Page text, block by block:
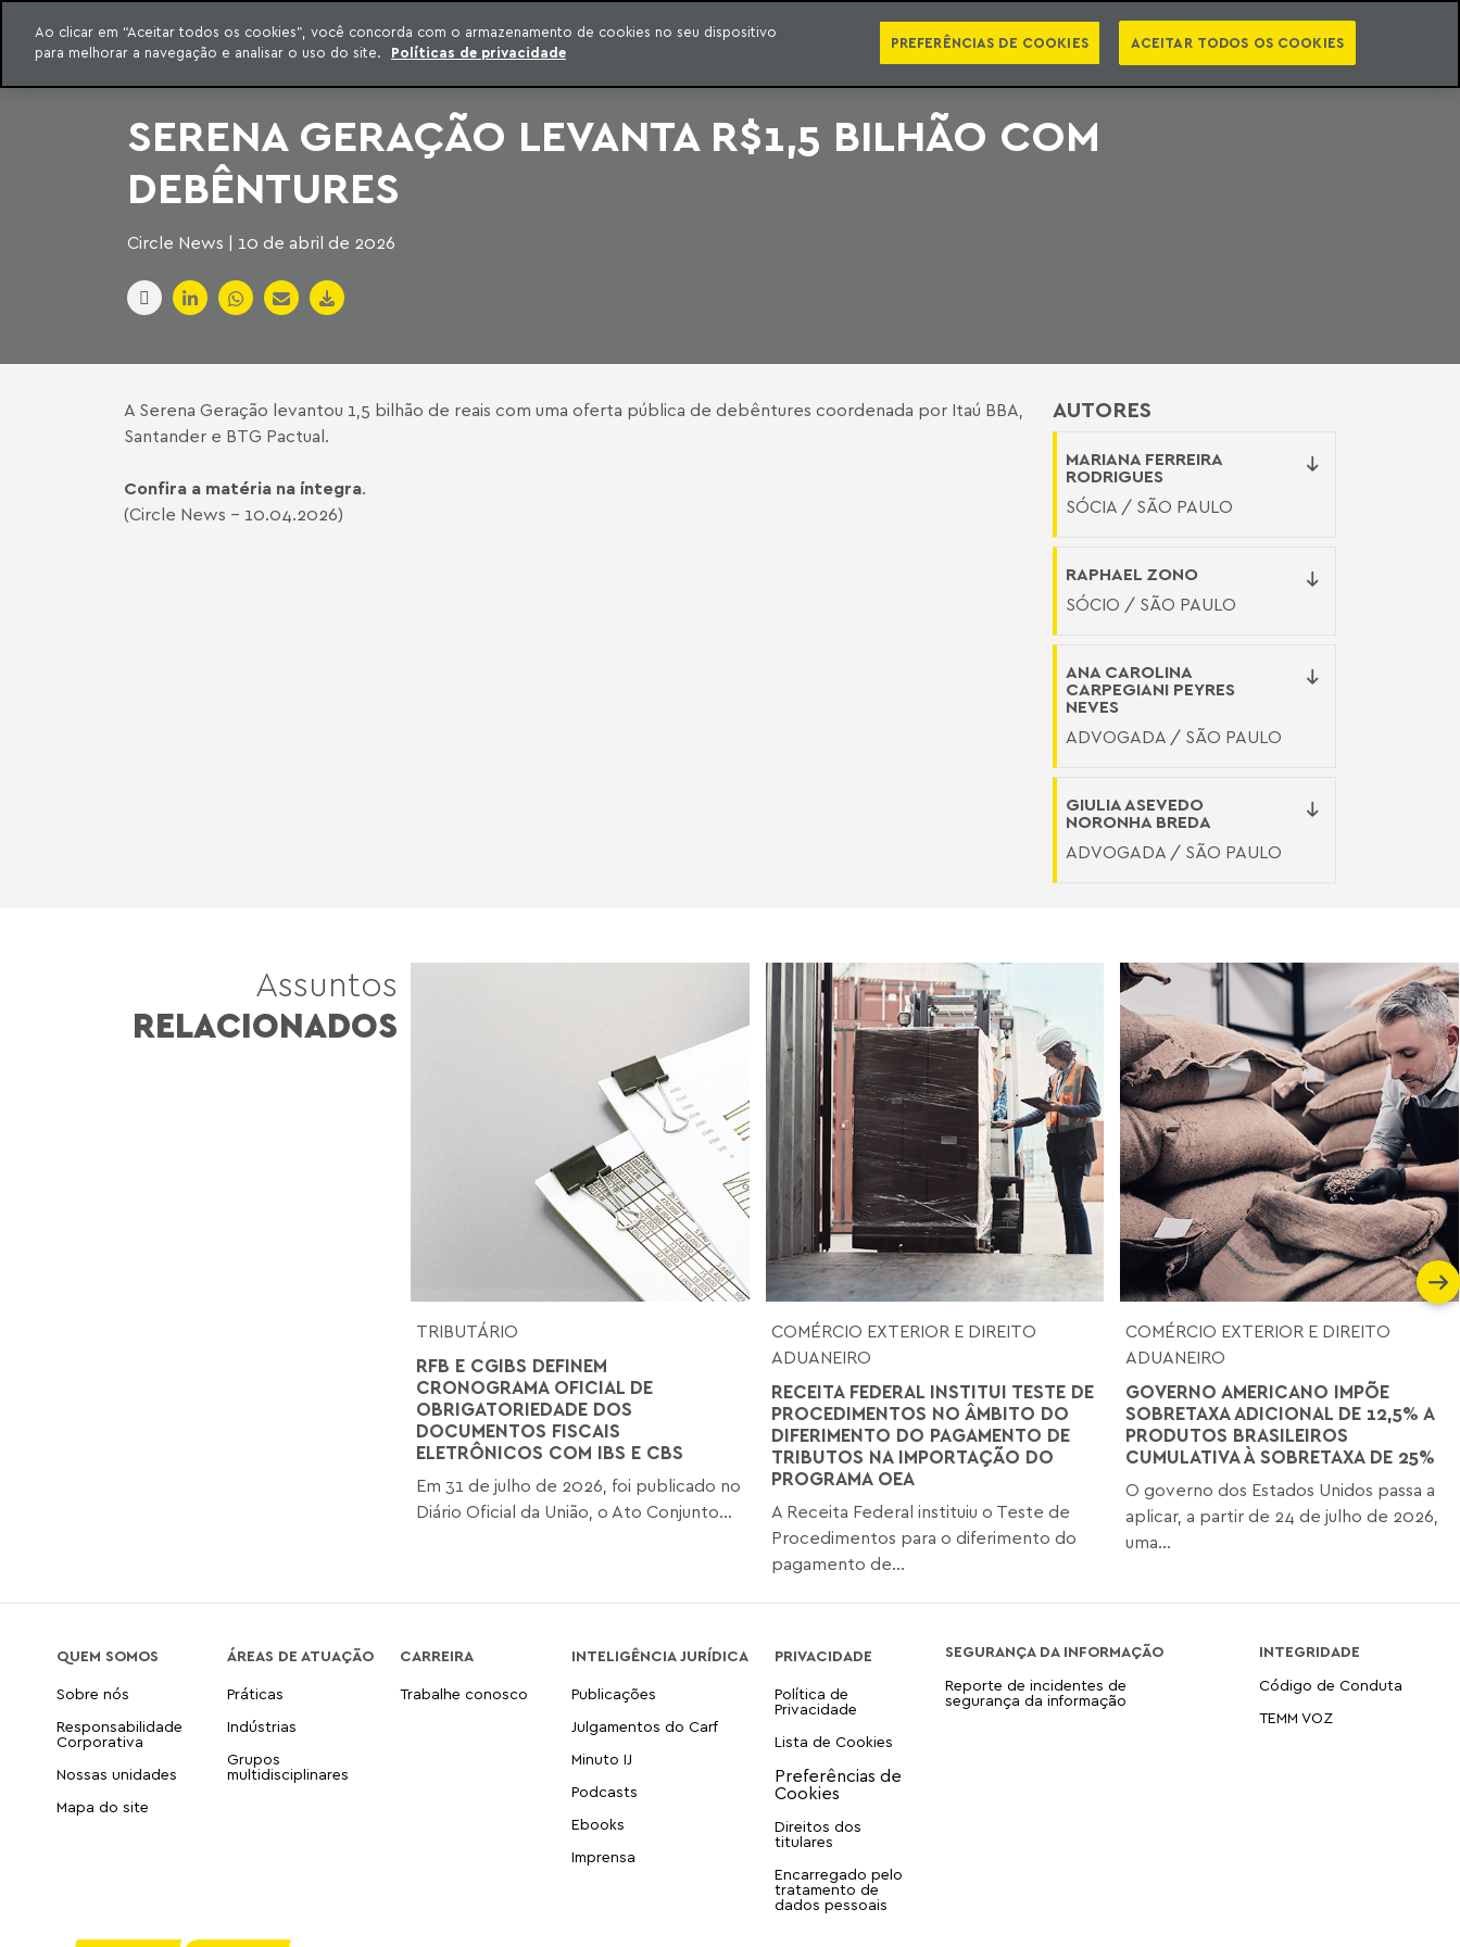
para o conteúdo
Machado Meyer
INTELIGÊNCIA JURÍDICA
CONTEÚDO EXCLUSIVO MACHADO MEYER ADVOGADOS
SÉRIES PUBLICAÇÕES EBOOKS PODCASTS NEWSLETTER VIDEOCASTS PT EN CATEGORIAS
SERENA GERAÇÃO LEVANTA R$1,5 BILHÃO COM
DEBÊNTURES
Circle News | 10 de abril de 2026
AUTORES
MARIANA FERREIRA
RODRIGUES
SÓCIA / SÃO PAULO
RAPHAEL ZONO
SÓCIO / SÃO PAULO
ANA CAROLINA
CARPEGIANI PEYRES
NEVES
ADVOGADA / SÃO PAULO
GIULIA ASEVEDO
NORONHA BREDA
ADVOGADA / SÃO PAULO
A Serena Geração levantou 1,5 bilhão de reais com uma oferta pública de debêntures coordenada por Itaú BBA,
Santander e BTG Pactual.
Confira a matéria na íntegra.
(Circle News - 10.04.2026)
Assuntos
RELACIONADOS
TRIBUTÁRIO
RFB E CGIBS DEFINEM
CRONOGRAMA OFICIAL DE
OBRIGATORIEDADE DOS
DOCUMENTOS FISCAIS
ELETRÔNICOS COM IBS E CBS
Em 31 de julho de 2026, foi publicado no
Diário Oficial da União, o Ato Conjunto...
COMÉRCIO EXTERIOR E DIREITO
ADUANEIRO
RECEITA FEDERAL INSTITUI TESTE DE
PROCEDIMENTOS NO ÂMBITO DO
DIFERIMENTO DO PAGAMENTO DE
TRIBUTOS NA IMPORTAÇÃO DO
PROGRAMA OEA
A Receita Federal instituiu o Teste de
Procedimentos para o diferimento do
pagamento de...
COMÉRCIO EXTERIOR E DIREITO
ADUANEIRO
GOVERNO AMERICANO IMPÕE
SOBRETAXA ADICIONAL DE 12,5% A
PRODUTOS BRASILEIROS
CUMULATIVA À SOBRETAXA DE 25%
O governo dos Estados Unidos passa a
aplicar, a partir de 24 de julho de 2026,
uma...
QUEM SOMOS
Sobre nós
Responsabilidade
Corporativa
Nossas unidades
Mapa do site
ÁREAS DE ATUAÇÃO
Práticas
Indústrias
Grupos
multidisciplinares
CARREIRA
Trabalhe conosco
INTELIGÊNCIA JURÍDICA
Publicações
Julgamentos do Carf
Minuto IJ
Podcasts
Ebooks
Imprensa
PRIVACIDADE
Política de
Privacidade
Lista de Cookies
Direitos dos
titulares
Encarregado pelo
tratamento de
dados pessoais
SEGURANÇA DA INFORMAÇÃO
Reporte de incidentes de
segurança da informação
INTEGRIDADE
Código de Conduta
TEMM VOZ
Ao clicar em “Aceitar todos os cookies”, você concorda com o armazenamento de cookies no seu dispositivo
para melhorar a navegação e analisar o uso do site.
Políticas de privacidade
PREFERÊNCIAS DE COOKIES ACEITAR TODOS OS COOKIES